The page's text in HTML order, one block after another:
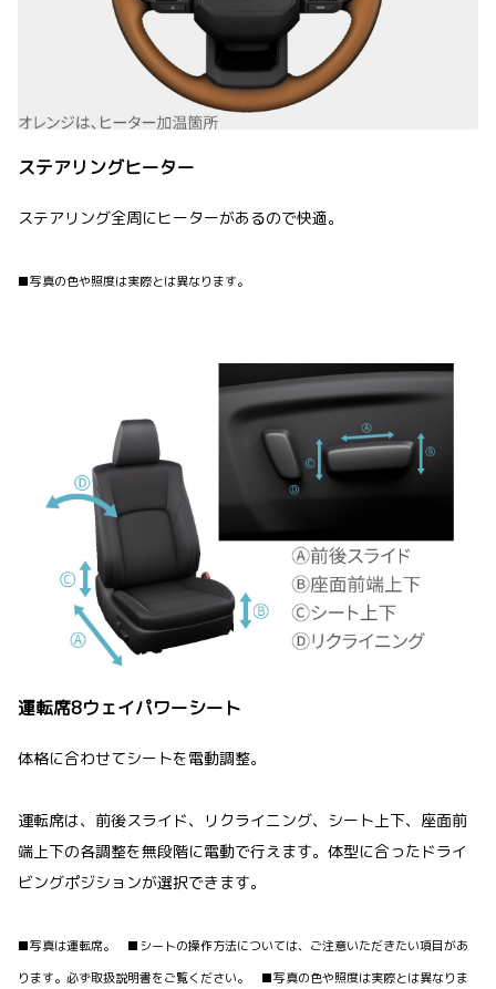
ステアリングヒーター
ステアリング全周にヒーターがあるので快適。
■写真の色や照度は実際とは異なります。
運転席8ウェイパワーシート
体格に合わせてシートを電動調整。
運転席は、前後スライド、リクライニング、シート上下、座面前
端上下の各調整を無段階に電動で行えます。体型に合ったドライ
ビングポジションが選択できます。
■写真は運転席。 ■シートの操作方法については、ご注意いただきたい項目があ
ります。必ず取扱説明書をご覧ください。 ■写真の色や照度は実際とは異なりま